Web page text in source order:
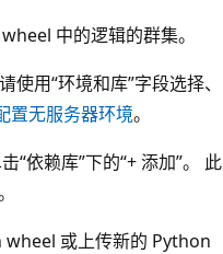
中的逻辑的群集。
使用“环境和库”字段选择、
置无服务器环境。
“依赖库”下的“+ 添加”。 此
或上传新的 Python